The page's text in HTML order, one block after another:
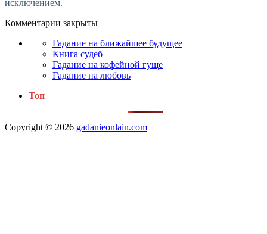
исключением.
Комментарии закрыты
Гадание на ближайшее будущее
Книга судеб
Гадание на кофейной гуще
Гадание на любовь
Топ
Copyright © 2026 gadanieonlain.com